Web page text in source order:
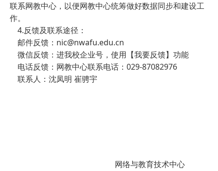
联系网教中心，以便网教中心统筹做好数据同步和建设工
作。
4.反馈及联系途径：
邮件反馈：nic@nwafu.edu.cn
微信反馈：进我校企业号，使用【我要反馈】功能
电话反馈：网教中心联系电话：029-87082976
联系人：沈凤明 崔骋宇
网络与教育技术中心